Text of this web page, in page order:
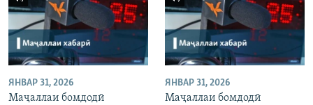
ЯНВАР 31, 2026
Маҷаллаи бомдодӣ
ЯНВАР 31, 2026
Маҷаллаи бомдодӣ